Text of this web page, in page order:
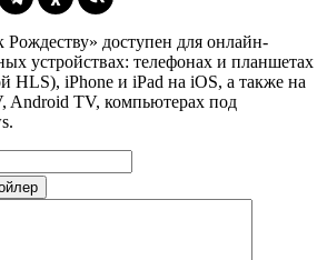
доступен для онлайн-
устройствах: телефонах и планшетах
HLS), iPhone и iPad на iOS, а также на
Android TV, компьютерах под